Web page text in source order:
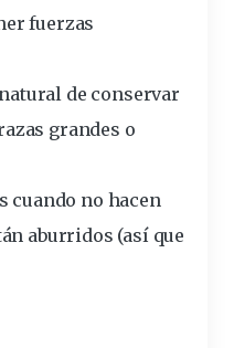
fuerzas
de conservar
grandes o
cuando no hacen
aburridos (así que